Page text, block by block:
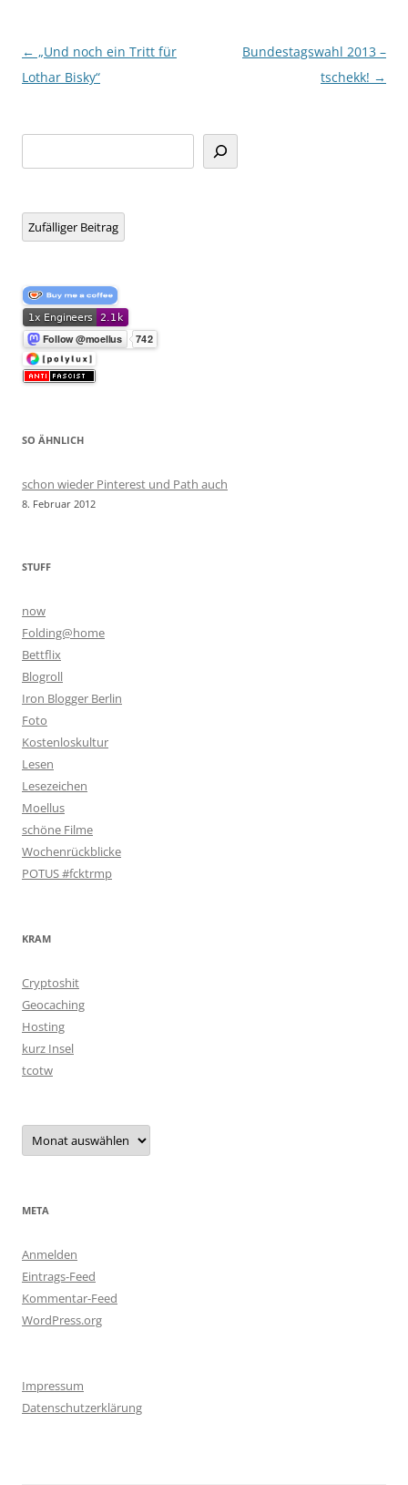
Beitragsnavigation
← „Und noch ein Tritt für
Lothar Bisky“
Bundestagswahl 2013 –
tschekk! →
Zufälliger Beitrag
SO ÄHNLICH
schon wieder Pinterest und Path auch
8. Februar 2012
STUFF
now
Folding@home
Bettflix
Blogroll
Iron Blogger Berlin
Foto
Kostenloskultur
Lesen
Lesezeichen
Moellus
schöne Filme
Wochenrückblicke
POTUS #fcktrmp
KRAM
Cryptoshit
Geocaching
Hosting
kurz Insel
tcotw
Archiv
META
Anmelden
Eintrags-Feed
Kommentar-Feed
WordPress.org
Impressum
Datenschutzerklärung